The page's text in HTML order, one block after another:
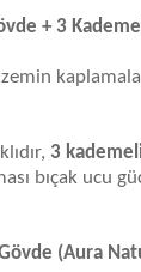
+ 3
3
bıçak ucu
Gövde (Aura